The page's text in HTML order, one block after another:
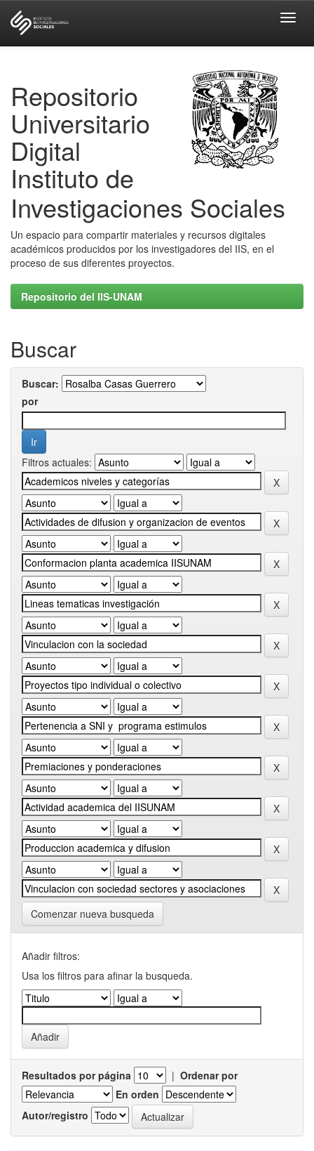
Repositorio
Universitario
Digital
Instituto de
Investigaciones Sociales
Un espacio para compartir materiales y recursos digitales
académicos producidos por los investigadores del IIS, en el
proceso de sus diferentes proyectos.
Repositorio del IIS-UNAM
Buscar
Buscar:
por
Filtros actuales:
Comenzar nueva busqueda
Añadir filtros:
Usa los filtros para afinar la busqueda.
Resultados por página | Ordenar por
En orden
Autor/registro